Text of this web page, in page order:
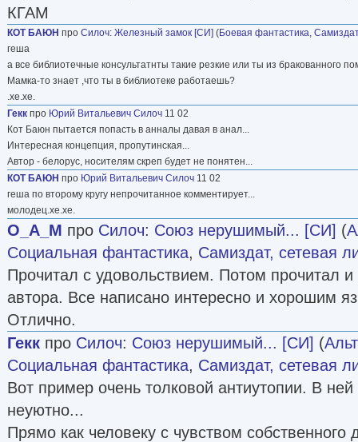
КГАМ
КОТ БАЮН про Силоч: Железный замок [СИ] (Боевая фантастика,
геша
а все библиотечные консультатнты такие резкие или ты из бракованного
Мамка-то знает ,что ты в библиотеке работаешь?
.хе.хе.
Гекк про Юрий Витальевич Силоч 11 02
Кот Баюн пытается попасть в анналы давая в анал...
Интересная концепция, пропутинская...
Автор - белорус, носителям скреп будет не понятен...
КОТ БАЮН про Юрий Витальевич Силоч 11 02
геша по второму кругу непрочитанное комментирует...
молодец.хе.хе.
O_A_M про Силоч: Союз нерушимый... [СИ] (
Социальная фантастика, Самиздат, сетевая
Прочитал с удовольствием. Потом прочитал и
автора. Все написано интересно и хорошим
Отлично.
Гекк про Силоч: Союз нерушимый... [СИ] (
Социальная фантастика, Самиздат, сетевая
Вот пример очень толковой антиутопии. В
неуютно...
Прямо как человеку с чувством собственного